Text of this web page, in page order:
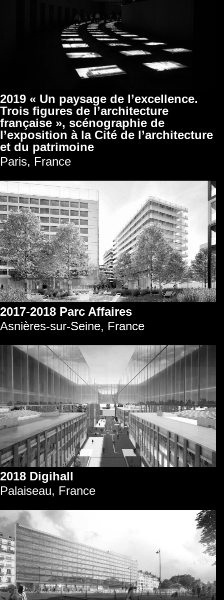
2019 « Un paysage de l’excellence.
Trois figures de l’architecture
française », scénographie de
l’exposition à la Cité de l’architecture
et du patrimoine
Paris, France
2017-2018 Parc Affaires
Asnières-sur-Seine, France
2018 Digihall
Palaiseau, France